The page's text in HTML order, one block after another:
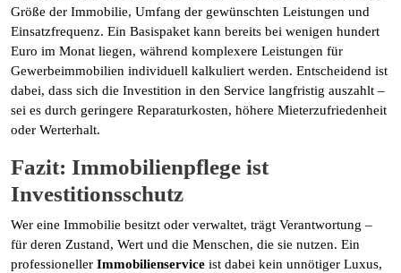
Größe der Immobilie, Umfang der gewünschten Leistungen und
Einsatzfrequenz. Ein Basispaket kann bereits bei wenigen hundert
Euro im Monat liegen, während komplexere Leistungen für
Gewerbeimmobilien individuell kalkuliert werden. Entscheidend ist
dabei, dass sich die Investition in den Service langfristig auszahlt –
sei es durch geringere Reparaturkosten, höhere Mieterzufriedenheit
oder Werterhalt.
Fazit: Immobilienpflege ist
Investitionsschutz
Wer eine Immobilie besitzt oder verwaltet, trägt Verantwortung –
für deren Zustand, Wert und die Menschen, die sie nutzen. Ein
professioneller Immobilienservice ist dabei kein unnötiger Luxus,